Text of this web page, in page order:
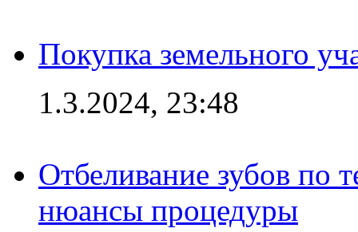
Покупка земельного
1.3.2024, 23:48
Отбеливание зубов по
нюансы процедуры